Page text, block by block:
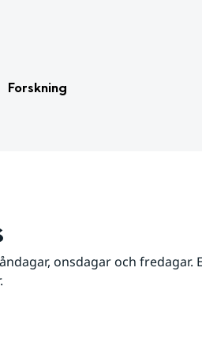
Forskning
onsdagar och fredagar.